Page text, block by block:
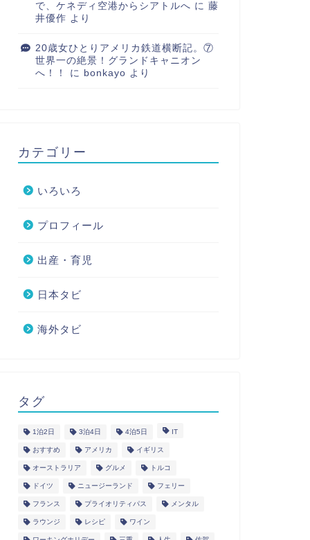
で、ケネディ空港からシアトルへ に 藤
井優作 より
20歳女ひとりアメリカ鉄道横断記。⑦
世界一の絶景！グランドキャニオン
へ！！
に bonkayo より
カテゴリー
いろいろ
プロフィール
出産・育児
日本タビ
海外タビ
タグ
1泊2日 3泊4日 4泊5日 IT
おすすめ アメリカ イギリス
オーストラリア グルメ トルコ
ドイツ ニュージーランド フェリー
フランス プライオリティパス メンタル
ラウンジ レシピ ワイン